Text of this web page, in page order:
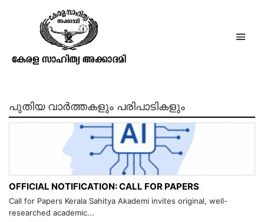
Essays On The French Revolution
പുതിയ വാർത്തകളും പരിപാടികളും
OFFICIAL NOTIFICATION: CALL FOR PAPERS
Call for Papers Kerala Sahitya Akademi invites original, well-
researched academic...